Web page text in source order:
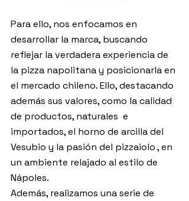
Para ello, nos enfocamos en
desarrollar la marca, buscando
reflejar la verdadera experiencia de
la pizza napolitana y posicionarla en
el mercado chileno. Ello, destacando
además sus valores, como la calidad
de productos, naturales  e
importados, el horno de arcilla del
Vesubio y la pasión del pizzaiolo , en
un ambiente relajado al estilo de
Nápoles.
Además, realizamos una serie de